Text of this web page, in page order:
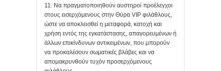
11. Να πραγματοποιηθούν αυστηροί προέλεγχοι
στους εισερχόμενους στην Θύρα VIP φιλάθλους,
ώστε να αποκλεισθεί η μεταφορά, κατοχή και
χρήση εντός της εγκατάστασης, απαγορευμένων ή
άλλων επικίνδυνων αντικειμένων, που μπορούν
να προκαλέσουν σωματικές βλάβες και να
απομακρυνθούν τυχόν προσερχόμενους